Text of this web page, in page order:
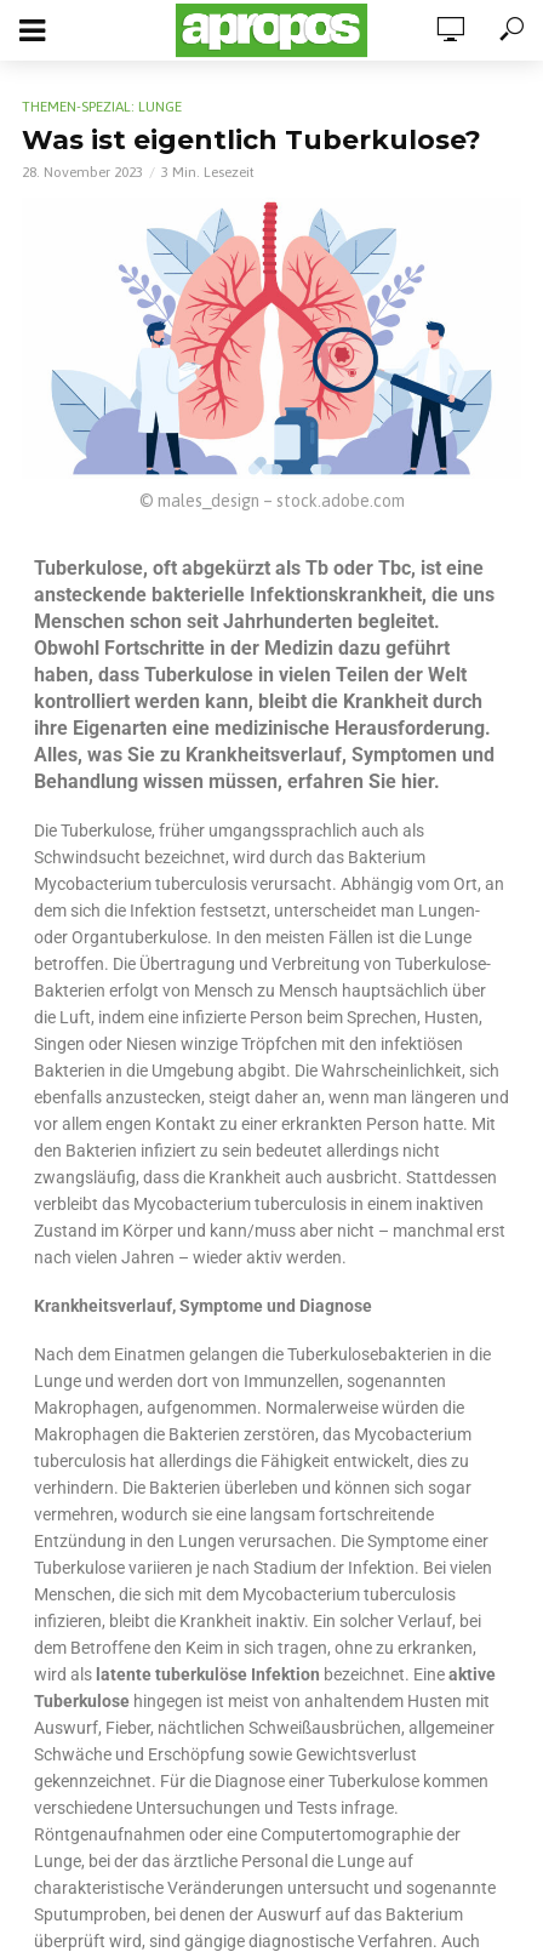
THEMEN-SPEZIAL: LUNGE
Was ist eigentlich Tuberkulose?
28. November 2023 3 Min. Lesezeit
© males_design – stock.adobe.com
Tuberkulose, oft abgekürzt als Tb oder Tbc, ist eine
ansteckende bakterielle Infektionskrankheit, die uns
Menschen schon seit Jahrhunderten begleitet.
Obwohl Fortschritte in der Medizin dazu geführt
haben, dass Tuberkulose in vielen Teilen der Welt
kontrolliert werden kann, bleibt die Krankheit durch
ihre Eigenarten eine medizinische Herausforderung.
Alles, was Sie zu Krankheitsverlauf, Symptomen und
Behandlung wissen müssen, erfahren Sie hier.
Die Tuberkulose, früher umgangssprachlich auch als
Schwindsucht bezeichnet, wird durch das Bakterium
Mycobacterium tuberculosis verursacht. Abhängig vom Ort, an
dem sich die Infektion festsetzt, unterscheidet man Lungen-
oder Organtuberkulose. In den meisten Fällen ist die Lunge
betroffen. Die Übertragung und Verbreitung von Tuberkulose-
Bakterien erfolgt von Mensch zu Mensch hauptsächlich über
die Luft, indem eine infizierte Person beim Sprechen, Husten,
Singen oder Niesen winzige Tröpfchen mit den infektiösen
Bakterien in die Umgebung abgibt. Die Wahrscheinlichkeit, sich
ebenfalls anzustecken, steigt daher an, wenn man längeren und
vor allem engen Kontakt zu einer erkrankten Person hatte. Mit
den Bakterien infiziert zu sein bedeutet allerdings nicht
zwangsläufig, dass die Krankheit auch ausbricht. Stattdessen
verbleibt das Mycobacterium tuberculosis in einem inaktiven
Zustand im Körper und kann/muss aber nicht – manchmal erst
nach vielen Jahren – wieder aktiv werden.
Krankheitsverlauf, Symptome und Diagnose
Nach dem Einatmen gelangen die Tuberkulosebakterien in die
Lunge und werden dort von Immunzellen, sogenannten
Makrophagen, aufgenommen. Normalerweise würden die
Makrophagen die Bakterien zerstören, das Mycobacterium
tuberculosis hat allerdings die Fähigkeit entwickelt, dies zu
verhindern. Die Bakterien überleben und können sich sogar
vermehren, wodurch sie eine langsam fortschreitende
Entzündung in den Lungen verursachen. Die Symptome einer
Tuberkulose variieren je nach Stadium der Infektion. Bei vielen
Menschen, die sich mit dem Mycobacterium tuberculosis
infizieren, bleibt die Krankheit inaktiv. Ein solcher Verlauf, bei
dem Betroffene den Keim in sich tragen, ohne zu erkranken,
wird als latente tuberkulöse Infektion bezeichnet. Eineaktive
Tuberkulose hingegen ist meist von anhaltendem Husten mit
Auswurf, Fieber, nächtlichen Schweißausbrüchen, allgemeiner
Schwäche und Erschöpfung sowie Gewichtsverlust
gekennzeichnet. Für die Diagnose einer Tuberkulose kommen
verschiedene Untersuchungen und Tests infrage.
Röntgenaufnahmen oder eine Computertomographie der
Lunge, bei der das ärztliche Personal die Lunge auf
charakteristische Veränderungen untersucht und sogenannte
Sputumproben, bei denen der Auswurf auf das Bakterium
überprüft wird, sind gängige diagnostische Verfahren. Auch